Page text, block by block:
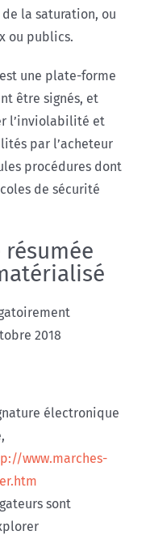
la saturation, ou
ou publics.
une plate-forme
être signés, et
l’inviolabilité et
par l’acheteur
procédures dont
de sécurité
résumée
2018
électronique
www.marches-
sont